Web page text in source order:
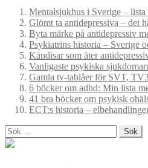
Mentalsjukhus i Sverige –
Glömt ta antidepressiva – det
Byta märke på antidepressiv
Psykiatrins historia – Sverige
Kändisar som äter
Vanligaste psykiska
Gamla tv-tablåer för SVT,
6 böcker om adhd: Min lista
41 bra böcker om psykisk
ECT:s historia –
Sök
efter: